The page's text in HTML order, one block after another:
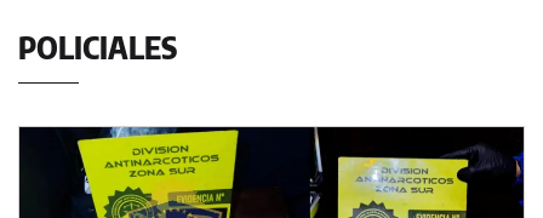
POLICIALES